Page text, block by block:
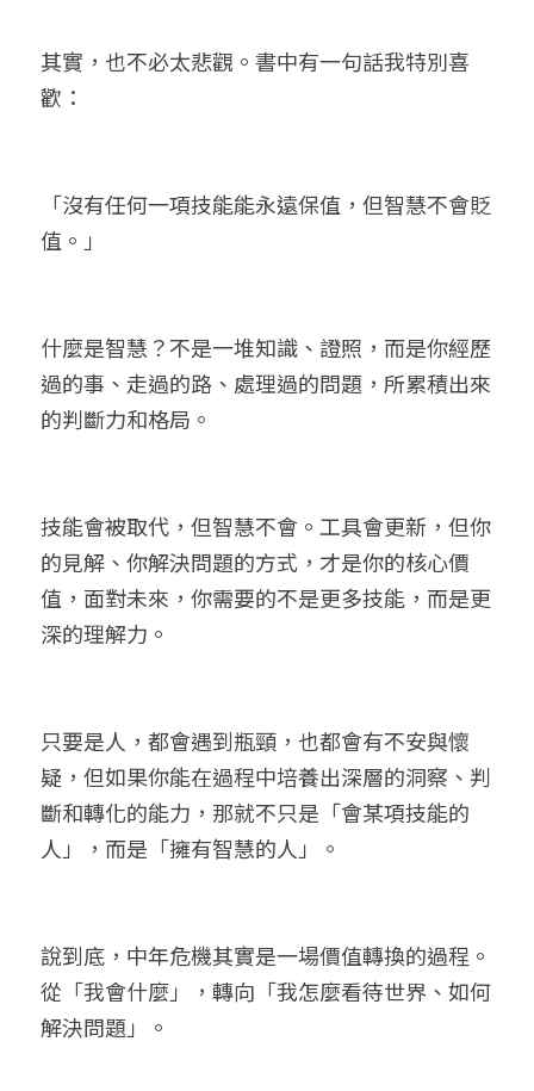
其實，也不必太悲觀。書中有一句話我特別喜
歡：
「沒有任何一項技能能永遠保值，但智慧不會貶
值。」
什麼是智慧？不是一堆知識、證照，而是你經歷
過的事、走過的路、處理過的問題，所累積出來
的判斷力和格局。
技能會被取代，但智慧不會。工具會更新，但你
的見解、你解決問題的方式，才是你的核心價
值，面對未來，你需要的不是更多技能，而是更
深的理解力。
只要是人，都會遇到瓶頸，也都會有不安與懷
疑，但如果你能在過程中培養出深層的洞察、判
斷和轉化的能力，那就不只是「會某項技能的
人」，而是「擁有智慧的人」。
說到底，中年危機其實是一場價值轉換的過程。
從「我會什麼」，轉向「我怎麼看待世界、如何
解決問題」。